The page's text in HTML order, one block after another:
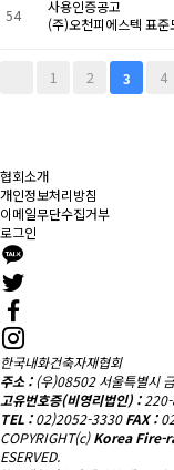
54
사용인증공고
(주)오천피에스텍 표준
1 2 3 4
협회소개
개인정보처리방침
이메일무단수집거부
로그인
한국내화건축자재협회
주소 : (우)08502 서울특별시
고유번호증(비영리법인) :
TEL :02)2052-3330 FAX :
COPYRIGHT(c)Korea Fire-
ESERVED.